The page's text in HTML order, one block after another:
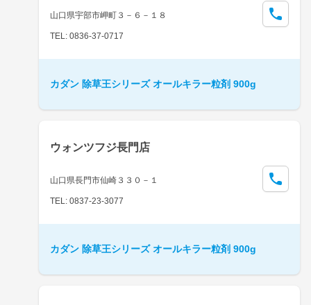
山口県宇部市岬町３－６－１８
TEL: 0836-37-0717
カダン 除草王シリーズ オールキラー粒剤 900g
ウォンツフジ長門店
山口県長門市仙崎３３０－１
TEL: 0837-23-3077
カダン 除草王シリーズ オールキラー粒剤 900g